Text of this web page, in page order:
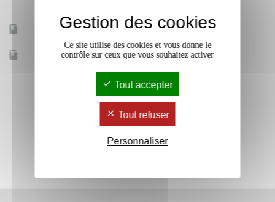
Mobilité d'études Non
Accessible à distance Non
Gestion des cookies
Ce site utilise des cookies et vous donne le
contrôle sur ceux que vous souhaitez activer
Tout accepter
Tout refuser
Personnaliser